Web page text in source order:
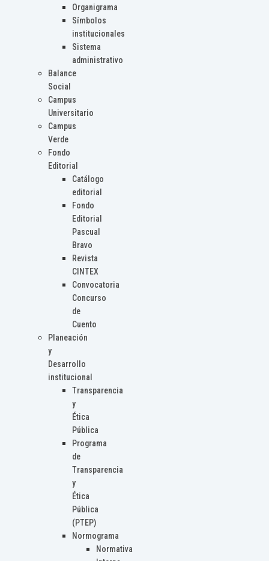
Organigrama
Símbolos
institucionales
Sistema
administrativo
Balance
Social
Campus
Universitario
Campus
Verde
Fondo
Editorial
Catálogo
editorial
Fondo
Editorial
Pascual
Bravo
Revista
CINTEX
Convocatoria
Concurso
de
Cuento
Planeación
y
Desarrollo
institucional
Transparencia
y
Ética
Pública
Programa
de
Transparencia
y
Ética
Pública
(PTEP)
Normograma
Normativa